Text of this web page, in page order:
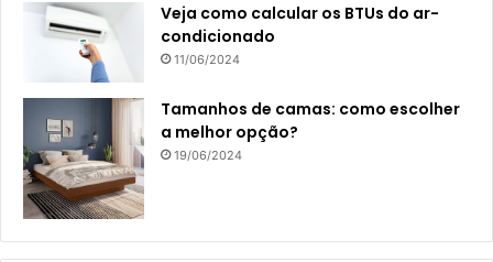
Veja como calcular os BTUs do ar-
condicionado
11/06/2024
Tamanhos de camas: como escolher
a melhor opção?
19/06/2024